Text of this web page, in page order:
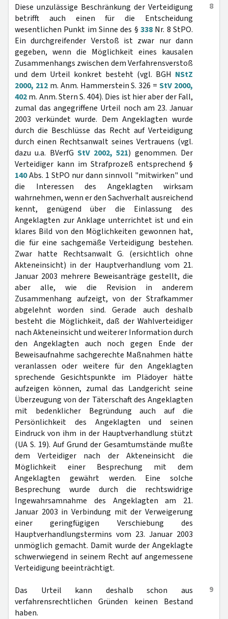
8
Diese unzulässige Beschränkung der Verteidigung
betrifft auch einen für die Entscheidung
wesentlichen Punkt im Sinne des § 338 Nr. 8 StPO.
Ein durchgreifender Verstoß ist zwar nur dann
gegeben, wenn die Möglichkeit eines kausalen
Zusammenhangs zwischen dem Verfahrensverstoß
und dem Urteil konkret besteht (vgl. BGH NStZ
2000, 212m. Anm. Hammerstein S. 326 =StV 2000,
402m. Anm. Stern S. 404). Dies ist hier aber der Fall,
zumal das angegriffene Urteil noch am 23. Januar
2003 verkündet wurde. Dem Angeklagten wurde
durch die Beschlüsse das Recht auf Verteidigung
durch einen Rechtsanwalt seines Vertrauens (vgl.
dazu u.a. BVerfG StV 2002, 521) genommen. Der
Verteidiger kann im Strafprozeß entsprechend §
140Abs. 1 StPO nur dann sinnvoll "mitwirken" und
die Interessen des Angeklagten wirksam
wahrnehmen, wenn er den Sachverhalt ausreichend
kennt, genügend über die Einlassung des
Angeklagten zur Anklage unterrichtet ist und ein
klares Bild von den Möglichkeiten gewonnen hat,
die für eine sachgemäße Verteidigung bestehen.
Zwar hatte Rechtsanwalt G. (ersichtlich ohne
Akteneinsicht) in der Hauptverhandlung vom 21.
Januar 2003 mehrere Beweisanträge gestellt, die
aber alle, wie die Revision in anderem
Zusammenhang aufzeigt, von der Strafkammer
abgelehnt worden sind. Gerade auch deshalb
besteht die Möglichkeit, daß der Wahlverteidiger
nach Akteneinsicht und weiterer Information durch
den Angeklagten auch noch gegen Ende der
Beweisaufnahme sachgerechte Maßnahmen hätte
veranlassen oder weitere für den Angeklagten
sprechende Gesichtspunkte im Plädoyer hätte
aufzeigen können, zumal das Landgericht seine
Überzeugung von der Täterschaft des Angeklagten
mit bedenklicher Begründung auch auf die
Persönlichkeit des Angeklagten und seinen
Eindruck von ihm in der Hauptverhandlung stützt
(UA S. 19). Auf Grund der Gesamtumstände mußte
dem Verteidiger nach der Akteneinsicht die
Möglichkeit einer Besprechung mit dem
Angeklagten gewährt werden. Eine solche
Besprechung wurde durch die rechtswidrige
Ingewahrsamnahme des Angeklagten am 21.
Januar 2003 in Verbindung mit der Verweigerung
einer geringfügigen Verschiebung des
Hauptverhandlungstermins vom 23. Januar 2003
unmöglich gemacht. Damit wurde der Angeklagte
schwerwiegend in seinem Recht auf angemessene
Verteidigung beeinträchtigt.
9
Das Urteil kann deshalb schon aus
verfahrensrechtlichen Gründen keinen Bestand
haben.